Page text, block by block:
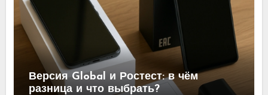
Версия Global и Ростест: в чём
разница и что выбрать?